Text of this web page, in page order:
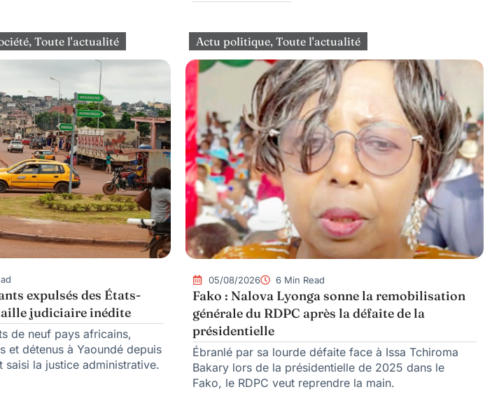
, Toute l'actualité
expulsés des États-
judiciaire inédite
de neuf pays africains,
et détenus à Yaoundé depuis
saisi la justice administrative.
Actu politique, Toute l'actualité
05/08/2026 6 Min Read
Fako : Nalova Lyonga sonne la remobilisation
générale du RDPC après la défaite de la
présidentielle
Ébranlé par sa lourde défaite face à Issa Tchiroma
Bakary lors de la présidentielle de 2025 dans le
Fako, le RDPC veut reprendre la main.